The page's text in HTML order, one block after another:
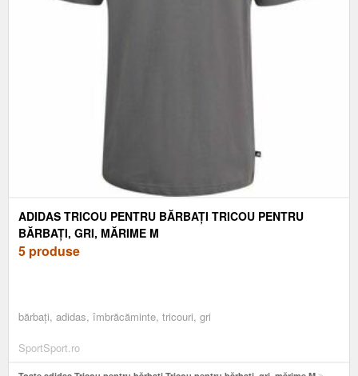
ADIDAS TRICOU PENTRU BĂRBAȚI TRICOU PENTRU
BĂRBAȚI, GRI, MĂRIME M
5 produse
bărbați, adidas, îmbrăcăminte, tricouri, gri
SportSport.ro